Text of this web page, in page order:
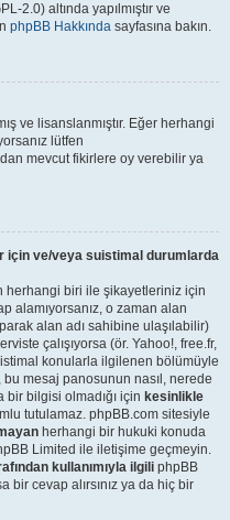
2.0) altında yapılmıştır ve
phpBB Hakkında sayfasına bakın.
ve lisanslanmıştır. Eğer herhangi
lütfen
mevcut fikirlere oy verebilir ya
için ve/veya suistimal durumlarda
herhangi biri ile şikayetleriniz için
alamıyorsanız, o zaman alan
alan adı sahibine ulaşılabilir)
çalışıyorsa (ör. Yahoo!, free.fr,
konularla ilgilenen bölümüyle
mesaj panosunun nasıl, nerede
bir bilgisi olmadığı için kesinlikle
tutulamaz. phpBB.com sitesiyle
herhangi bir hukuki konuda
Limited ile iletişime geçmeyin.
kullanımıyla ilgili phpBB
bir cevap alırsınız ya da hiç bir